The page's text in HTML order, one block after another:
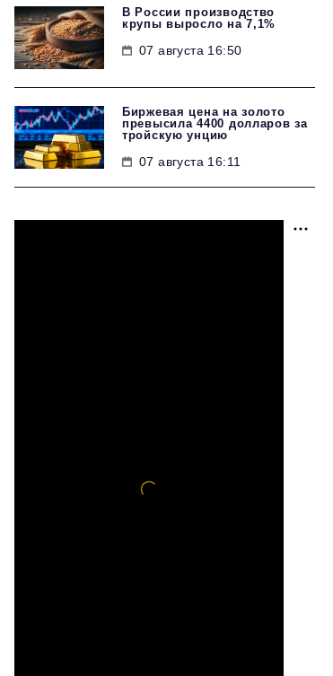
В России производство
крупы выросло на 7,1%
07 августа 16:50
Биржевая цена на золото
превысила 4400 долларов за
тройскую унцию
07 августа 16:11